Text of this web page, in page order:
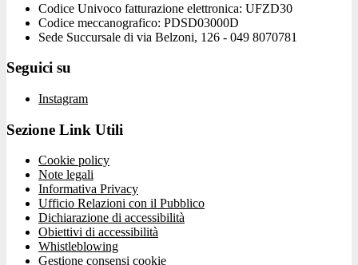
Codice Univoco fatturazione elettronica: UFZD30
Codice meccanografico: PDSD03000D
Sede Succursale di via Belzoni, 126 - 049 8070781
Seguici su
Instagram
Sezione Link Utili
Cookie policy
Note legali
Informativa Privacy
Ufficio Relazioni con il Pubblico
Dichiarazione di accessibilità
Obiettivi di accessibilità
Whistleblowing
Gestione consensi cookie